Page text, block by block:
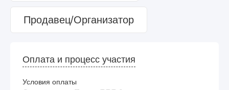
Продавец/Организатор
Оплата и процесс участия
Условия оплаты